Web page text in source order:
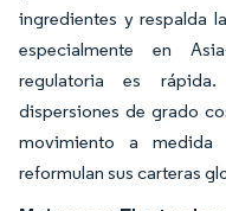
ingredientes y respalda
especialmente en
regulatoria es
dispersiones de grado
movimiento a
reformulan sus carteras